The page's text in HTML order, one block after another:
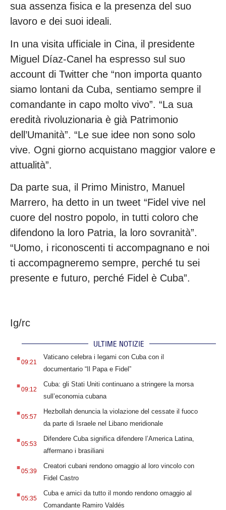
sua assenza fisica e la presenza del suo
lavoro e dei suoi ideali.
In una visita ufficiale in Cina, il presidente
Miguel Díaz-Canel ha espresso sul suo
account di Twitter che “non importa quanto
siamo lontani da Cuba, sentiamo sempre il
comandante in capo molto vivo”. “La sua
eredità rivoluzionaria è già Patrimonio
dell’Umanità”. “Le sue idee non sono solo
vive. Ogni giorno acquistano maggior valore e
attualità”.
Da parte sua, il Primo Ministro, Manuel
Marrero, ha detto in un tweet “Fidel vive nel
cuore del nostro popolo, in tutti coloro che
difendono la loro Patria, la loro sovranità”.
“Uomo, i riconoscenti ti accompagnano e noi
ti accompagneremo sempre, perché tu sei
presente e futuro, perché Fidel è Cuba”.
Ig/rc
ULTIME NOTIZIE
.09:21
Vaticano celebra i legami con Cuba con il
documentario “Il Papa e Fidel”
.09:12
Cuba: gli Stati Uniti continuano a stringere la morsa
sull’economia cubana
.05:57
Hezbollah denuncia la violazione del cessate il fuoco
da parte di Israele nel Libano meridionale
.05:53
Difendere Cuba significa difendere l’America Latina,
affermano i brasiliani
.05:39
Creatori cubani rendono omaggio al loro vincolo con
Fidel Castro
.05:35
Cuba e amici da tutto il mondo rendono omaggio al
Comandante Ramiro Valdés